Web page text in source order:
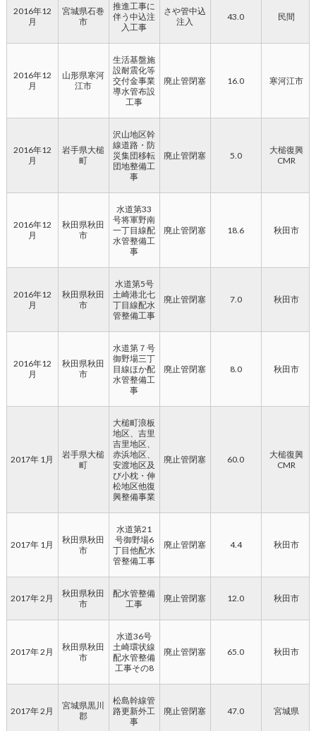
2016年12
月
宮城県石巻
市
推進工事に
伴う中込注
入工事
さや管中込
注入
43.0 民間
2016年12
月
山形県寒河
江市
生活基盤施
設耐震化等
交付金事業
導水管布設
工事
廃止管閉塞 16.0 寒河江市
2016年12
月
岩手県大槌
町
沢山地区幹
線道路・防
災集団移転
団地整備工
事
廃止管閉塞 5.0
大槌復興
CMR
2016年12
月
秋田県秋田
市
水道第33
号将軍野南
一丁目線配
水管整備工
事
廃止管閉塞 18.6 秋田市
2016年12
月
秋田県秋田
市
水道第5号
土崎港北七
丁目線配水
管整備工事
廃止管閉塞 7.0 秋田市
2016年12
月
秋田県秋田
市
水道第７号
御野場三丁
目線ほか配
水管整備工
事
廃止管閉塞 8.0 秋田市
2017年 1月
岩手県大槌
町
大槌町浪板
地区、吉里
吉里地区、
赤浜地区、
安渡地区及
び小枕・伸
松地区他復
興整備事業
廃止管閉塞 60.0
大槌復興
CMR
2017年 1月
秋田県秋田
市
水道第21
号御野場6
丁目他配水
管整備工事
廃止管閉塞 4.4 秋田市
2017年 2月
秋田県秋田
市
配水管整備
工事
廃止管閉塞 12.0 秋田市
2017年 2月
秋田県秋田
市
水道36号
土崎環状線
配水管整備
工事その8
廃止管閉塞 65.0 秋田市
2017年 2月
宮城県黒川
郡
松島幹線管
路更新外工
事
廃止管閉塞 47.0 宮城県